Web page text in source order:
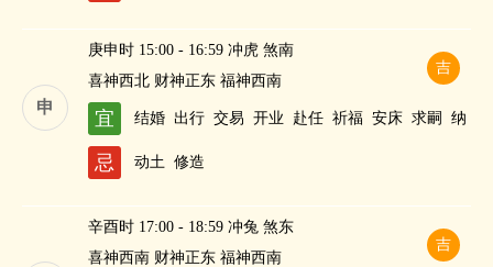
申
吉
庚申时 15:00 - 16:59 冲虎 煞南
喜神西北 财神正东 福神西南
宜 结婚 出行 交易 开业 赴任 祈福 安床 求嗣
纳
财
忌 动土 修造
吉
辛酉时 17:00 - 18:59 冲兔 煞东
喜神西南 财神正东 福神西南